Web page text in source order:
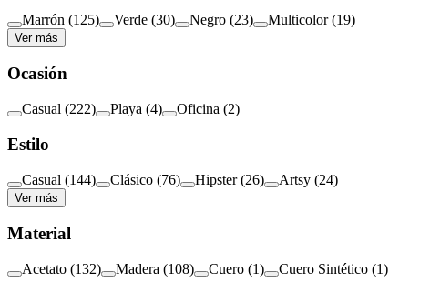
Marrón (125) Verde (30) Negro (23) Multicolor (19)
Ver más
Ocasión
Casual (222) Playa (4) Oficina (2)
Estilo
Casual (144) Clásico (76) Hipster (26) Artsy (24)
Ver más
Material
Acetato (132) Madera (108) Cuero (1) Cuero Sintético (1)